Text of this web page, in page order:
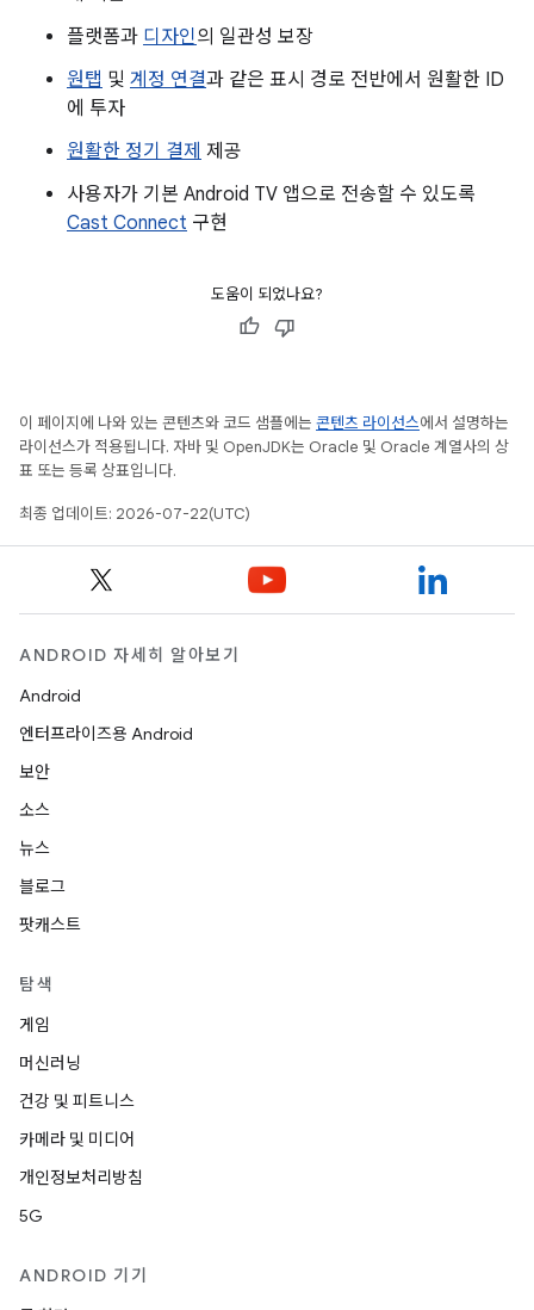
플랫폼과 디자인의 일관성 보장
원탭 및 계정 연결과 같은 표시 경로 전반에서 원활한 ID
에 투자
원활한 정기 결제 제공
사용자가 기본 Android TV 앱으로 전송할 수 있도록
Cast Connect 구현
도움이 되었나요?
이 페이지에 나와 있는 콘텐츠와 코드 샘플에는 콘텐츠 라이선스에서 설명하는
라이선스가 적용됩니다. 자바 및 OpenJDK는 Oracle 및 Oracle 계열사의 상
표 또는 등록 상표입니다.
최종 업데이트: 2026-07-22(UTC)
ANDROID 자세히 알아보기
Android
엔터프라이즈용 Android
보안
소스
뉴스
블로그
팟캐스트
탐색
게임
머신러닝
건강 및 피트니스
카메라 및 미디어
개인정보처리방침
5G
ANDROID 기기